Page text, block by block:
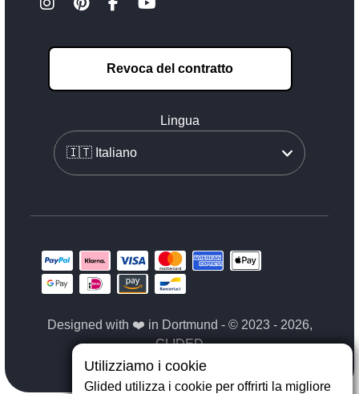
Revoca del contratto
Lingua
Designed with ❤️ in Dortmund - © 2023 - 2026,
GLIDED
Utilizziamo i cookie
Glided utilizza i cookie per offrirti la migliore